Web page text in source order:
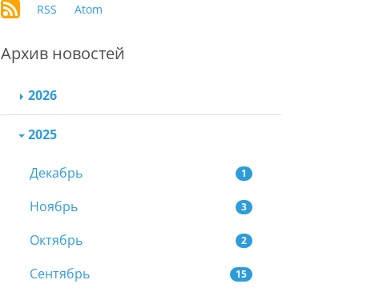
RSS Atom
Архив новостей
2026
2025
Декабрь 1
Ноябрь 3
Октябрь 2
Сентябрь 15